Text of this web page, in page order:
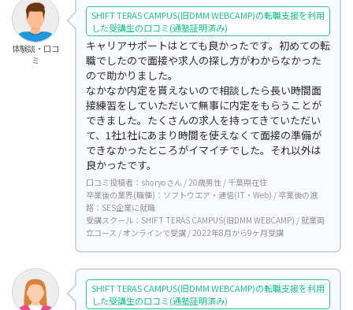
体験談・口コ
ミ
SHIFT TERAS CAMPUS(旧DMM WEBCAMP)の転職支援を利用
した受講生の口コミ(通塾証明済み)
キャリアサポートはとても良かったです。初めての転
職でしたので面接や求人の探し方がわからなかった
ので助かりました。
なかなか内定を貰えないので相談したら長い時間面
接練習をしていただいて無事に内定をもらうことが
できました。たくさんの求人を持ってきていただい
て、1社1社にあまり時間を使えなくて面接の準備が
できなかったところがイマイチでした。それ以外は
良かったです。
口コミ投稿者：shoryoさん / 20歳男性 / 千葉県在住
卒業後の業界(職種)：ソフトウエア・通信(IT・Web) / 卒業後の進
路：SES企業に就職
受講スクール：SHIFT TERAS CAMPUS(旧DMM WEBCAMP) / 就業両
立コース / オンラインで受講 / 2022年8月から9ヶ月受講
SHIFT TERAS CAMPUS(旧DMM WEBCAMP)の転職支援を利用
した受講生の口コミ(通塾証明済み)